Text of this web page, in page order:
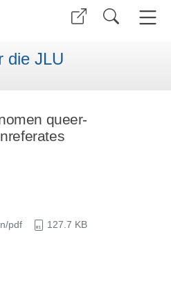
die JLU
queer-
pdf
127.7 KB